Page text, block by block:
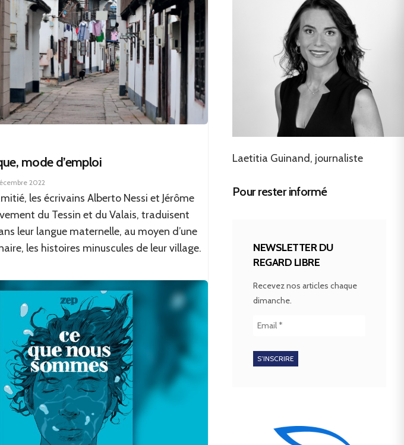
mode d’emploi
2022
les écrivains Alberto Nessi et Jérôme
du Tessin et du Valais, traduisent
leur langue maternelle, au moyen d’une
les histoires minuscules de leur village.
Laetitia Guinand, journaliste
Pour rester informé
NEWSLETTER DU
REGARD LIBRE
Recevez nos articles chaque
dimanche.